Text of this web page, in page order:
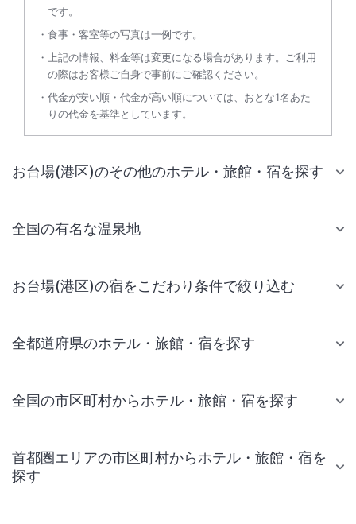
です。
食事・客室等の写真は一例です。
上記の情報、料金等は変更になる場合があります。ご利用
の際はお客様ご自身で事前にご確認ください。
代金が安い順・代金が高い順については、おとな1名あた
りの代金を基準としています。
お台場(港区)のその他のホテル・旅館・宿を探す
全国の有名な温泉地
お台場(港区)の宿をこだわり条件で絞り込む
全都道府県のホテル・旅館・宿を探す
全国の市区町村からホテル・旅館・宿を探す
首都圏エリアの市区町村からホテル・旅館・宿を
探す